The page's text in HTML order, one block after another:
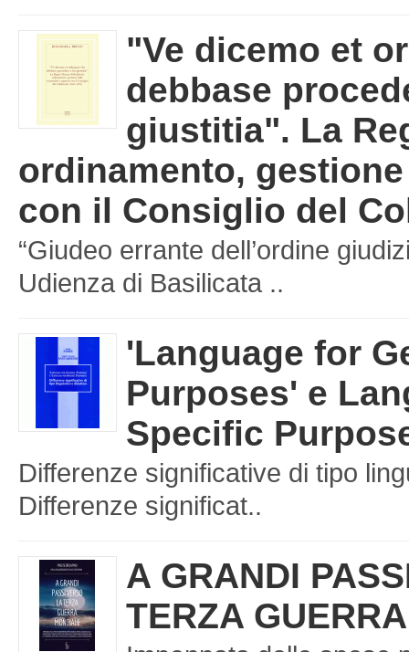
"Ve dicemo et
debbase
giustitia". La
ordinamento,
con il Consiglio del
“Giudeo errante dell’ordine
Udienza di Basilicata ..
'Language for
Purposes' e
Specific
Differenze significative di tipo
Differenze significat..
A GRANDI
TERZA